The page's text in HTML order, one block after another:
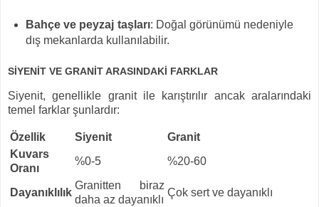
Bahçe ve peyzaj taşları: Doğal görünümü nedeniyle
dış mekanlarda kullanılabilir.
SİYENİT VE GRANİT ARASINDAKİ FARKLAR
Siyenit, genellikle granit ile karıştırılır ancak aralarındaki
temel farklar şunlardır:
Özellik Siyenit
Granit
Kuvars
Oranı
%0-5 %20-60
Dayanıklılık
Granitten biraz
daha az dayanıklı
Çok sert ve dayanıklı